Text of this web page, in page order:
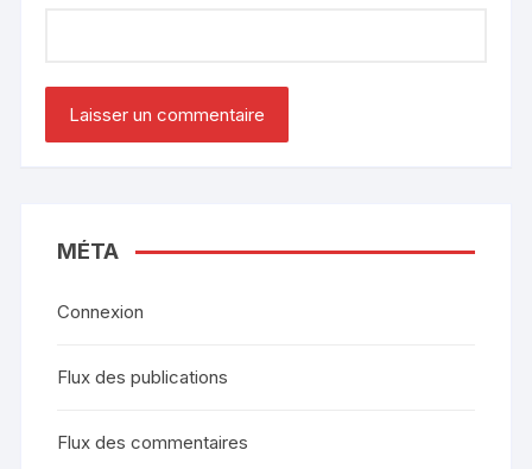
MÉTA
Connexion
Flux des publications
Flux des commentaires